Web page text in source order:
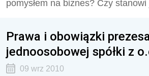
pomysłem na biznes? Czy
Prawa i obowiązki
jednoosobowej spółki z
09 wrz 2010